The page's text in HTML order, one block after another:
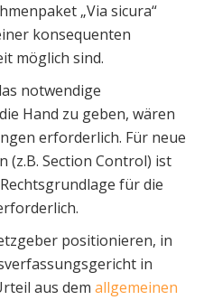
„Via sicura“
konsequenten
möglich sind.
notwendige
Hand zu geben, wären
erforderlich. Für neue
(z.B. Section Control) ist
für die
positionieren, in
in
aus dem allgemeinen